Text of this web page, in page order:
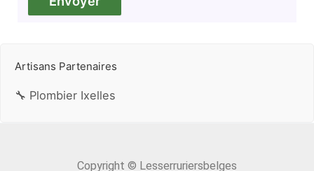
Artisans Partenaires
🔧 Plombier Ixelles
Copyright © Lesserruriersbelges